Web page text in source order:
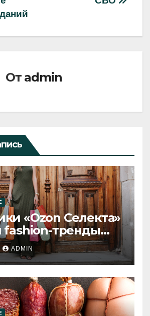
От admin
«Ozon Селекта»
fashion-тренды
ADMIN